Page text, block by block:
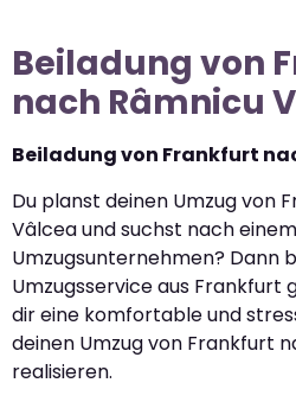
Beiladung von
nach Râmnicu
Beiladung von Frankfurt
Du planst deinen Umzug von
Vâlcea und suchst nach
Umzugsunternehmen? Dann
Umzugsservice aus Frankfurt
dir eine komfortable und
deinen Umzug von Frankfurt
realisieren.